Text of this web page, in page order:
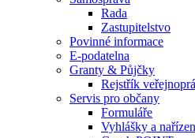
Rada
Zastupitelstvo
Povinné informace
E-podatelna
Granty & Půjčky
Rejstřík
Servis pro občany
Formuláře
Vyhlášky a